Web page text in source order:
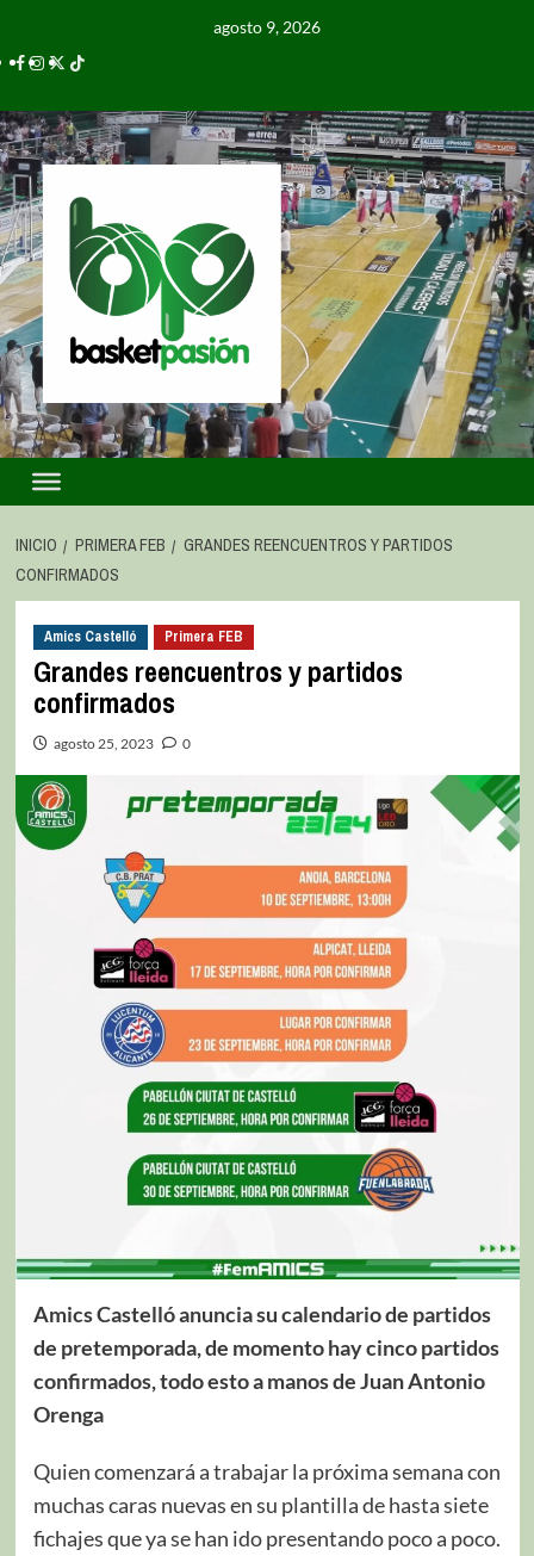
agosto 9, 2026
INICIO PRIMERA FEB
GRANDES REENCUENTROS Y PARTIDOS
CONFIRMADOS
Amics Castelló Primera FEB
Grandes reencuentros y partidos
confirmados
agosto 25, 2023 0
Amics Castelló anuncia su calendario de partidos
de pretemporada, de momento hay cinco partidos
confirmados, todo esto a manos de Juan Antonio
Orenga
Quien comenzará a trabajar la próxima semana con
muchas caras nuevas en su plantilla de hasta siete
fichajes que ya se han ido presentando poco a poco.